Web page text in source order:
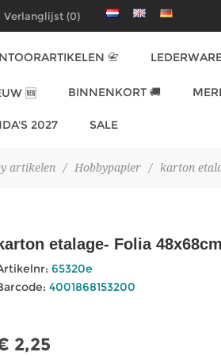
Verlanglijst (0)
📇
🆕 BINNENKORT 🚚
2027 SALE
artikelen / Hobbypapier / karton
karton etalage- Folia
65320e
4001868153200
2,25